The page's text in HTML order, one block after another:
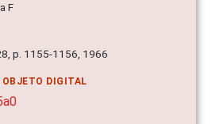
F
p. 1155-1156, 1966
OBJETO DIGITAL